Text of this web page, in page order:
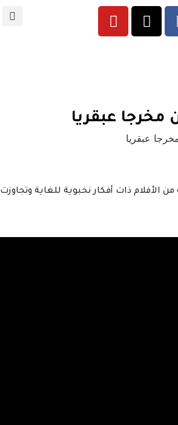
مخرجا عبقريا
ذات أفكار نخبوية للغاية وتجاوزت